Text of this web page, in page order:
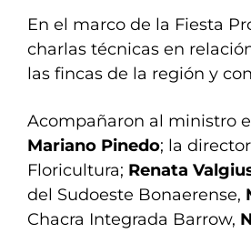
En el marco de la Fiesta
charlas técnicas en
las fincas de la región y
Acompañaron al ministro
Mariano Pinedo; la
Floricultura; Renata
del Sudoeste Bonaerense,
Chacra Integrada Barrow,